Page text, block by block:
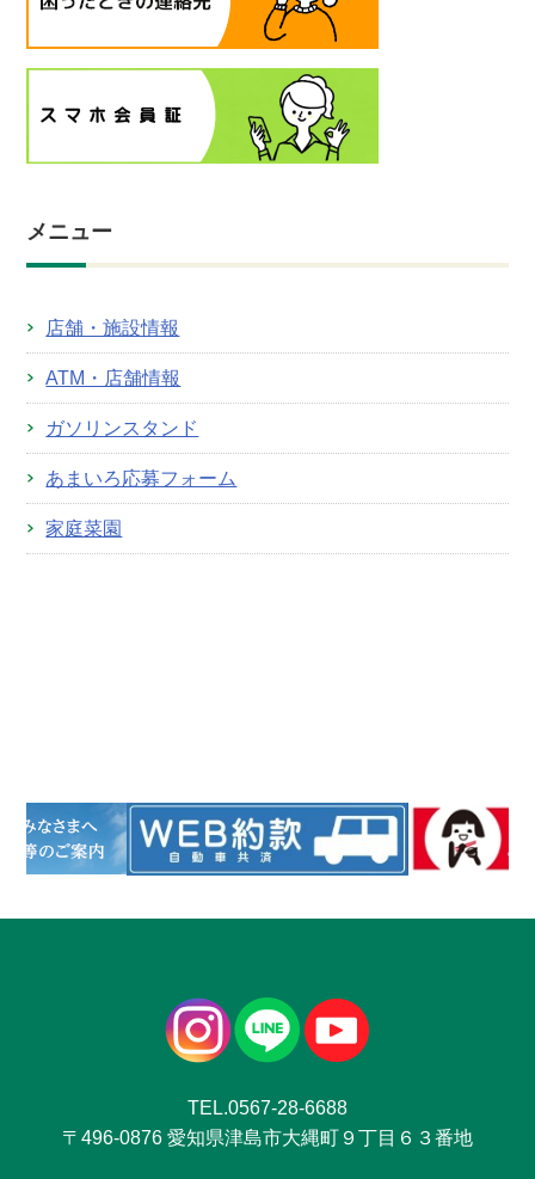
メニュー
店舗・施設情報
ATM・店舗情報
ガソリンスタンド
あまいろ応募フォーム
家庭菜園
TEL.0567-28-6688
〒496-0876 愛知県津島市大縄町９丁目６３番地